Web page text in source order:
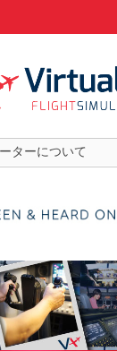
ターについて